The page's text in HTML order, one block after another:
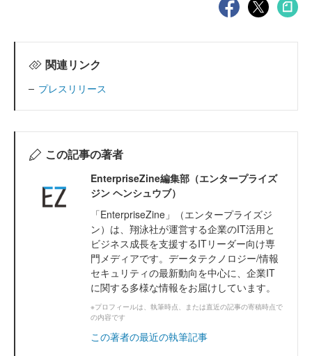
関連リンク
プレスリリース
この記事の著者
EnterpriseZine編集部（エンタープライズ
ジン ヘンシュウブ）
「EnterpriseZine」（エンタープライズジ
ン）は、翔泳社が運営する企業のIT活用と
ビジネス成長を支援するITリーダー向け専
門メディアです。データテクノロジー/情報
セキュリティの最新動向を中心に、企業IT
に関する多様な情報をお届けしています。
※プロフィールは、執筆時点、または直近の記事の寄稿時点で
の内容です
この著者の最近の執筆記事